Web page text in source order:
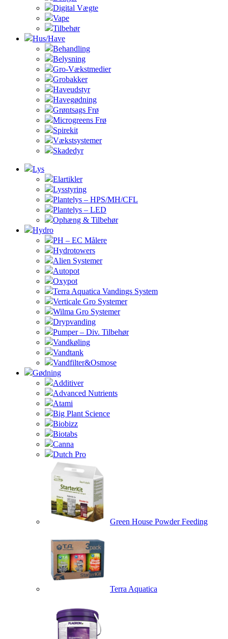
Digital Vægte
Vape
Tilbehør
Hus/Have
Behandling
Belysning
Gro-Vækstmedier
Grobakker
Haveudstyr
Havegødning
Grøntsags Frø
Microgreens Frø
Spirekit
Vækstsystemer
Skadedyr
Lys
Elartikler
Lysstyring
Plantelys – HPS/MH/CFL
Plantelys – LED
Ophæng & Tilbehør
Hydro
PH – EC Målere
Hydrotowers
Alien Systemer
Autopot
Oxypot
Terra Aquatica Vandings System
Verticale Gro Systemer
Wilma Gro Systemer
Drypvanding
Pumper – Div. Tilbehør
Vandkøling
Vandtank
Vandfilter&Osmose
Gødning
Additiver
Advanced Nutrients
Atami
Big Plant Science
Biobizz
Biotabs
Canna
Dutch Pro
Green House Powder Feeding
Terra Aquatica